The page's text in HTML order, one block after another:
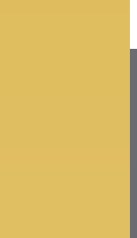
Στέφανα -